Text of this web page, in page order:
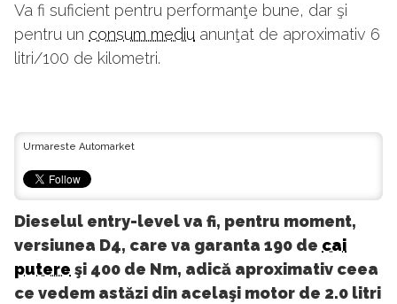
Va fi suficient pentru performanţe bune, dar şi
pentru un consum mediu anunţat de aproximativ 6
litri/100 de kilometri.
Urmareste Automarket
Dieselul entry-level va fi, pentru moment,
versiunea D4, care va garanta 190 de cai
putere şi 400 de Nm, adică aproximativ ceea
ce vedem astăzi din acelaşi motor de 2.0 litri